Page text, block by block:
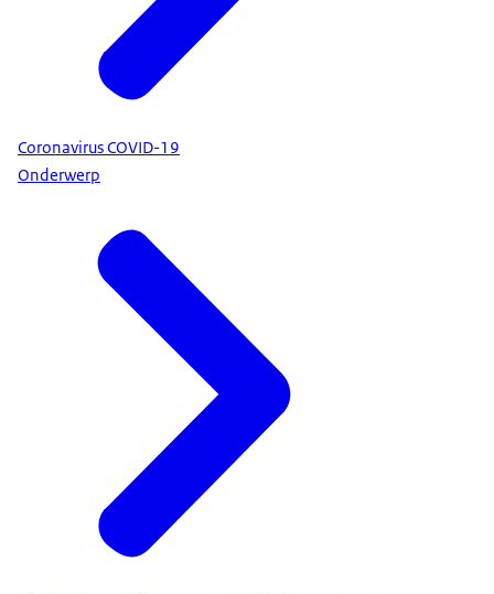
Coronavirus COVID-19
Onderwerp